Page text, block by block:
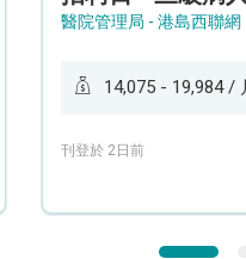
醫院管理局 - 港島西聯網
14,075 - 19,984 /
刊登於 2日前